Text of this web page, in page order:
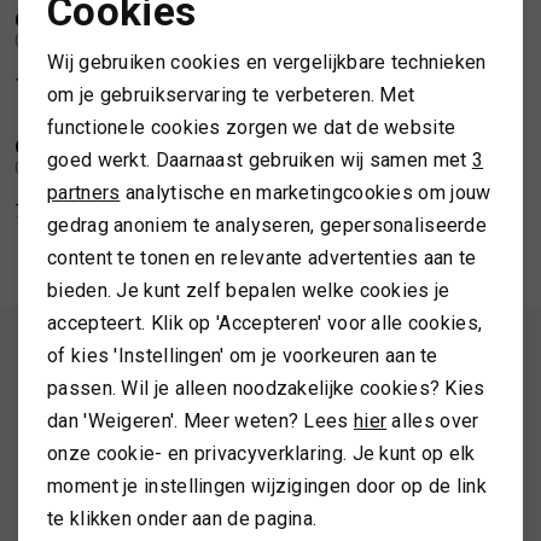
SPORTKLEDING
TASSEN
TOPS EN SHIRTS
TRUIEN
/2
CAMILLA PIHL
Camilla Pihl The Grand gold
166,00 114,00
/2
CAMILLA PIHL
Camilla Pihl The Pearl charm
78,00
1 /2
CAMILLA PIHL
ALTIJD ALS EERSTE OP DE HOOGTE ZIJN?
Schrijf je in en ontvang 10% korting op je 1e bestelling
AANMELDEN
Noodzakelijke cookies
Analytische cookies
Marketing cookies
Cookies
Wij gebruiken cookies en vergelijkbare technieken
om je gebruikservaring te verbeteren. Met
functionele cookies zorgen we dat de website
goed werkt. Daarnaast gebruiken wij samen met 3
partners analytische en marketingcookies om jouw
gedrag anoniem te analyseren, gepersonaliseerde
content te tonen en relevante advertenties aan te
bieden. Je kunt zelf bepalen welke cookies je
accepteert. Klik op 'Accepteren' voor alle cookies,
of kies 'Instellingen' om je voorkeuren aan te
passen. Wil je alleen noodzakelijke cookies? Kies
dan 'Weigeren'. Meer weten? Lees hier alles over
onze cookie- en privacyverklaring. Je kunt op elk
moment je instellingen wijzigingen door op de link
te klikken onder aan de pagina.